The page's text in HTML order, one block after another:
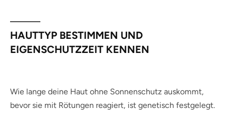
HAUTTYP BESTIMMEN UND
EIGENSCHUTZZEIT KENNEN
Wie lange deine Haut ohne Sonnenschutz auskommt,
bevor sie mit Rötungen reagiert, ist genetisch festgelegt.